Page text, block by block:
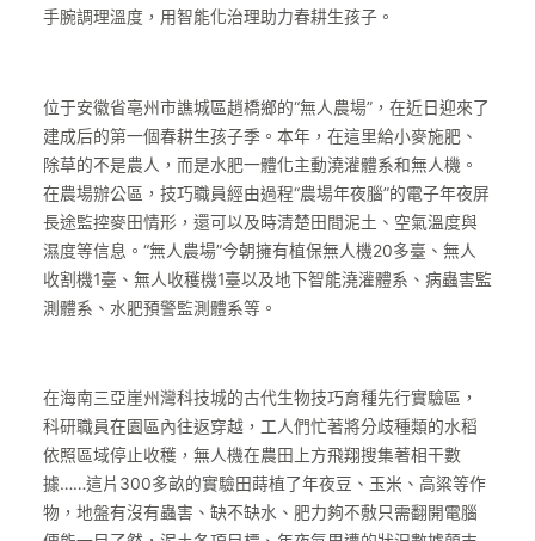
手腕調理溫度，用智能化治理助力春耕生孩子。
位于安徽省亳州市譙城區趙橋鄉的“無人農場”，在近日迎來了
建成后的第一個春耕生孩子季。本年，在這里給小麥施肥、
除草的不是農人，而是水肥一體化主動澆灌體系和無人機。
在農場辦公區，技巧職員經由過程“農場年夜腦”的電子年夜屏
長途監控麥田情形，還可以及時清楚田間泥土、空氣溫度與
濕度等信息。“無人農場”今朝擁有植保無人機20多臺、無人
收割機1臺、無人收穫機1臺以及地下智能澆灌體系、病蟲害監
測體系、水肥預警監測體系等。
在海南三亞崖州灣科技城的古代生物技巧育種先行實驗區，
科研職員在園區內往返穿越，工人們忙著將分歧種類的水稻
依照區域停止收穫，無人機在農田上方飛翔搜集著相干數
據……這片300多畝的實驗田蒔植了年夜豆、玉米、高粱等作
物，地盤有沒有蟲害、缺不缺水、肥力夠不敷只需翻開電腦